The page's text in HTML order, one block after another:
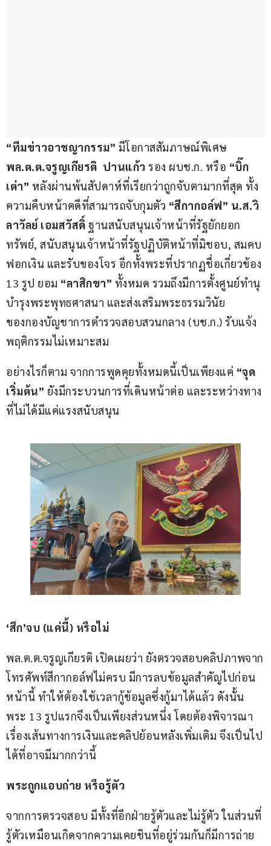
“ทีมข่าวอาชญากรรม” มีโอกาสสัมภาษณ์พิเศษ
พล.ต.ต.จรูญเกียรติ  ปานแก้ว รอง ผบช.ก. หรือ “บิ๊ก
เต่า” หลังผ่านพ้นสัปดาห์ที่เรียกว่าถูกจับตามากที่สุด ทั้ง
ความคืบหน้าคดีที่สามารถจับกุมตัว “สีกากอล์ฟ” น.ส.วิ
ลาวัลย์ เอมสวัสดิ์ ฐานสนับสนุนเจ้าหน้าที่รัฐยักยอก
ทรัพย์, สนับสนุนเจ้าหน้าที่รัฐปฏิบัติหน้าที่มิชอบ, สมคบ
ฟอกเงิน และรับของโจร อีกทั้งพระที่ปรากฏชื่อเกี่ยวข้อง
13 รูป ยอม “ลาสิกขา” ทั้งหมด รวมถึงมีการตั้งศูนย์ทำนุ
บำรุงพระพุทธศาสนา และส่งเสริมพระธรรมวินัย
ของกองบัญชาการตำรวจสอบสวนกลาง (บช.ก.) รับแจ้ง
พฤติกรรมไม่เหมาะสม
อย่างไรก็ตาม จากการพูดคุยทั้งหมดนี้เป็นเพียงแค่ “จุด
เริ่มต้น” ยังมีกระบวนการที่เดินหน้าต่อ และระหว่างทาง
ที่ไม่ได้มีแค่แรงสนับสนุน
‘สึก’จบ (แค่นี้) หรือไม่
พล.ต.ต.จรูญเกียรติ เปิดเผยว่า ยังตรวจสอบคลิปภาพจาก
โทรศัพท์สีกากอล์ฟไม่ครบ มีการลบข้อมูลสำคัญไปก่อน
หน้านี้ ทำให้ต้องใช้เวลากู้ข้อมูลซึ่งกู้มาได้แล้ว ดังนั้น
พระ 13 รูปแรกจึงเป็นเพียงส่วนหนึ่ง โดยต้องพิจารณา
เรื่องเส้นทางการเงินและคลิปย้อนหลังเพิ่มเติม จึงเป็นไป
ได้ที่อาจมีมากกว่านี้
พระถูกแอบถ่าย หรือรู้ตัว
จากการตรวจสอบ มีทั้งที่อีกฝ่ายรู้ตัวและไม่รู้ตัว ในส่วนที่
รู้ตัวเหมือนเกิดจากความเคยชินที่อยู่ร่วมกันก็มีการถ่าย